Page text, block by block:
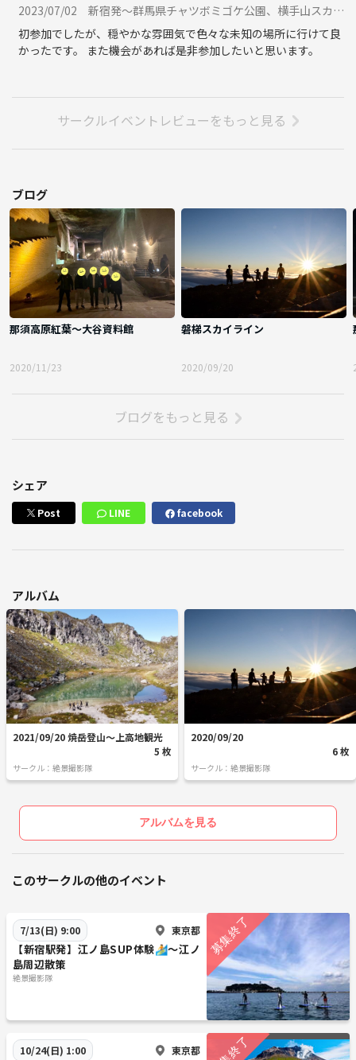
2023/07/02
新宿発〜群馬県チャツボミゴケ公園、横手山スカイレーター、草津温泉で撮影📸に参加
初参加でしたが、穏やかな雰囲気で色々な未知の場所に行けて良
かったです。 また機会があれば是非参加したいと思います。
サークルイベントレビューをもっと見る
ブログ
那須高原紅葉〜大谷資料館
2020/11/23
磐梯スカイライン
2020/09/20
ブログをもっと見る
シェア
Post LINE facebook
アルバム
2021/09/20 焼岳登山〜上高地観光
5 枚
サークル：絶景撮影隊
2020/09/20
6 枚
サークル：絶景撮影隊
アルバムを見る
このサークルの他のイベント
7/13(日) 9:00 東京都
【新宿駅発】江ノ島SUP体験🏄〜江ノ
島周辺散策
絶景撮影隊
10/24(日) 1:00 東京都